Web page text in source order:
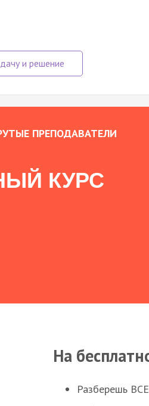
ПРЕПОДАВАТЕЛИ
КУРС
На
Разберешь